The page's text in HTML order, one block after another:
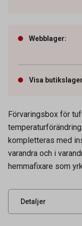
Webblager:
Visa butikslager
Förvaringsbox för
kompletteras med
varandra och i
hemmafixare som
Detaljer
Artikelnummer
Tidigare
Leverantörens
UNSPSC